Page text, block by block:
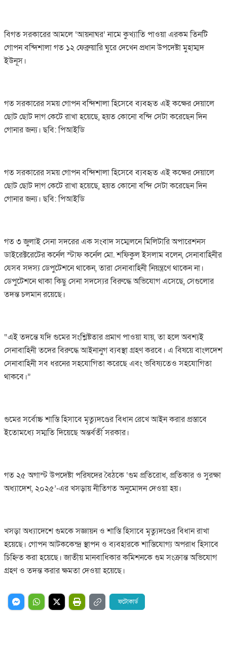
বিগত সরকারের আমলে ‘আয়নাঘর’ নামে কুখ্যাতি পাওয়া এরকম তিনটি
গোপন বন্দিশালা গত ১২ ফেব্রুয়ারি ঘুরে দেখেন প্রধান উপদেষ্টা মুহাম্মদ
ইউনূস।
গত সরকারের সময় গোপন বন্দিশালা হিসেবে ব্যবহৃত এই কক্ষের দেয়ালে
ছোট ছোট দাগ কেটে রাখা হয়েছে, হয়ত কোনো বন্দি সেটা করেছেন দিন
গোনার জন্য। ছবি: পিআইডি
গত সরকারের সময় গোপন বন্দিশালা হিসেবে ব্যবহৃত এই কক্ষের দেয়ালে
ছোট ছোট দাগ কেটে রাখা হয়েছে, হয়ত কোনো বন্দি সেটা করেছেন দিন
গোনার জন্য। ছবি: পিআইডি
গত ৩ জুলাই সেনা সদরের এক সংবাদ সম্মেলনে মিলিটারি অপারেশনস
ডাইরেক্টরেটের কর্নেল স্টাফ কর্নেল মো. শফিকুল ইসলাম বলেন, সেনাবাহিনীর
যেসব সদস্য ডেপুটেশনে থাকেন, তারা সেনাবাহিনী নিয়ন্ত্রণে থাকেন না।
ডেপুটেশনে থাকা কিছু সেনা সদস্যের বিরুদ্ধে অভিযোগ এসেছে, সেগুলোর
তদন্ত চলমান রয়েছে।
“এই তদন্তে যদি গুমের সংশ্লিষ্টতার প্রমাণ পাওয়া যায়, তা হলে অবশ্যই
সেনাবাহিনী তদের বিরুদ্ধে আইনানুগ ব্যবস্থা গ্রহণ করবে। এ বিষয়ে বাংলদেশ
সেনাবাহিনী সব ধরনের সহযোগিতা করেছে এবং ভবিষ্যতেও সহযোগিতা
থাকবে।”
গুমের সর্বোচ্চ শাস্তি হিসাবে মৃত্যুদণ্ডের বিধান রেখে আইন করার প্রস্তাবে
ইতোমধ্যে সম্মতি দিয়েছে অন্তর্বর্তী সরকার।
গত ২৫ অগাস্ট উপদেষ্টা পরিষদের বৈঠকে ‘গুম প্রতিরোধ, প্রতিকার ও সুরক্ষা
অধ্যাদেশ, ২০২৫’-এর খসড়ায় নীতিগত অনুমোদন দেওয়া হয়।
খসড়া অধ্যাদেশে গুমকে সজ্ঞায়ন ও শাস্তি হিসাবে মৃত্যুদণ্ডের বিধান রাখা
হয়েছে। গোপন আটককেন্দ্র স্থাপন ও ব্যবহারকে শাস্তিযোগ্য অপরাধ হিসাবে
চিহ্নিত করা হয়েছে। জাতীয় মানবাধিকার কমিশনকে গুম সংক্রান্ত অভিযোগ
গ্রহণ ও তদন্ত করার ক্ষমতা দেওয়া হয়েছে।
ফটোকার্ড